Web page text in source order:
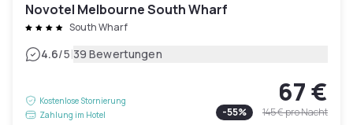
Novotel Melbourne South Wharf
South Wharf
4.6/5|39 Bewertungen
Kostenlose Stornierung
Zahlung im Hotel
67 €
-55% 145 €pro Nacht